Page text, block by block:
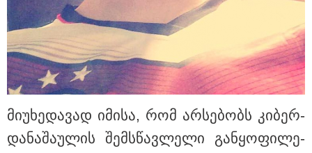
და შეჯახების შემდეგ გადაიღო
მიიღო თუ არა გამოძიებამ
"მეტასგან" რაიმე მონაცემები? -
რას პასუხობს კითხვაზე ნია
იმნაძის ადვოკატი
მი­უ­ხე­და­ვად იმი­სა, რომ არ­სე­ბობს კი­ბერ­
და­ნა­შა­უ­ლის შემ­სწავ­ლე­ლი გან­ყო­ფი­ლე­